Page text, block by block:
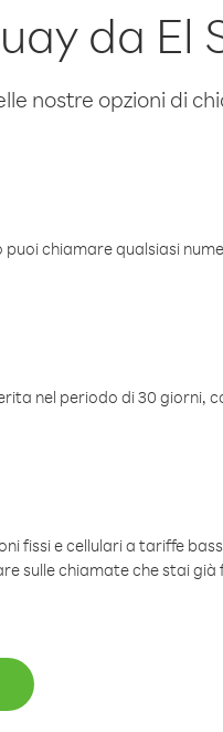
da El
nostre opzioni di
chiamare qualsiasi
nel periodo di 30 giorni,
fissi e cellulari a tariffe
sulle chiamate che stai già